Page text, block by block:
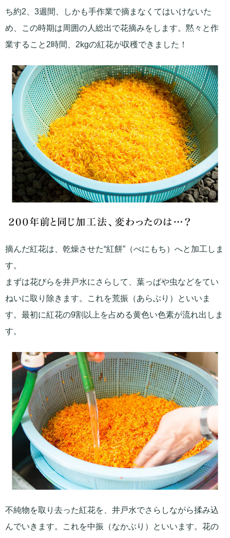
ち約2、3週間、しかも手作業で摘まなくてはいけないた
め、この時期は周囲の人総出で花摘みをします。黙々と作
業すること2時間、2kgの紅花が収穫できました！
摘んだ紅花は、乾燥させた“紅餅”（べにもち）へと加工しま
す。
まずは花びらを井戸水にさらして、葉っぱや虫などをてい
ねいに取り除きます。これを荒振（あらぶり）といいま
す。最初に紅花の9割以上を占める黄色い色素が流れ出しま
す。
不純物を取り去った紅花を、井戸水でさらしながら揉み込
んでいきます。これを中振（なかぶり）といいます。花の